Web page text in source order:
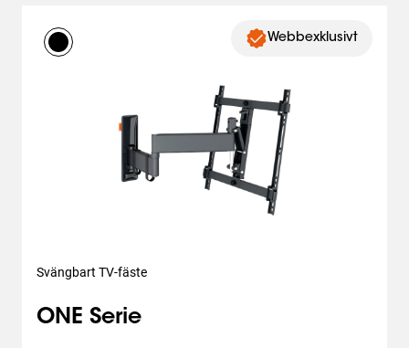
Webbexklusivt
Svängbart TV-fäste
ONE Serie